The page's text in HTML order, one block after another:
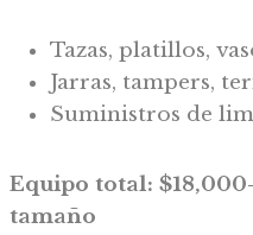
Tazas, platillos,
Jarras, tampers,
Suministros de
Equipo total:
tamaño